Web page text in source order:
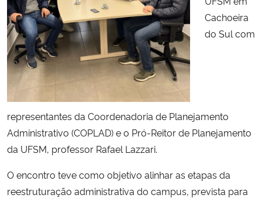
Secretaria-Geral
Secretaria de Governo
Gabinete de Segurança Institucional
Advocacia-Geral da União
Banco Central do Brasil
Planalto
Cachoeira
do Sul com
representantes da Coordenadoria de Planejamento
Administrativo (COPLAD) e o Pró-Reitor de Planejamento
da UFSM, professor Rafael Lazzari.
O encontro teve como objetivo alinhar as etapas da
reestruturação administrativa do campus, prevista para